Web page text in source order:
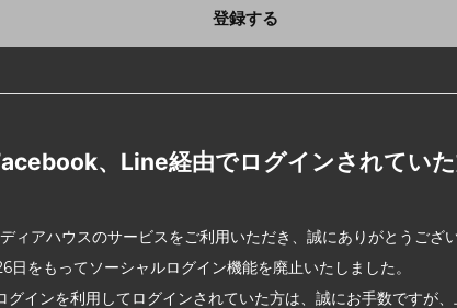
登録する
、Line経由でログインされてい
ィアハウスのサービスをご利用いただき、誠にありがとうござい
日をもってソーシャルログイン機能を廃止いたしました。
グインを利用してログインされていた方は、誠にお手数ですが